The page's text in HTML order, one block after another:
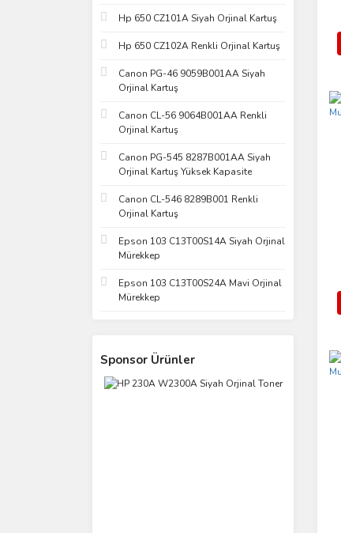
Hp 650 CZ101A Siyah Orjinal Kartuş
Hp 650 CZ102A Renkli Orjinal Kartuş
Canon PG-46 9059B001AA Siyah
Orjinal Kartuş
Canon CL-56 9064B001AA Renkli
Orjinal Kartuş
Canon PG-545 8287B001AA Siyah
Orjinal Kartuş Yüksek Kapasite
Canon CL-546 8289B001 Renkli
Orjinal Kartuş
Epson 103 C13T00S14A Siyah Orjinal
Mürekkep
Epson 103 C13T00S24A Mavi Orjinal
Mürekkep
Sponsor Ürünler